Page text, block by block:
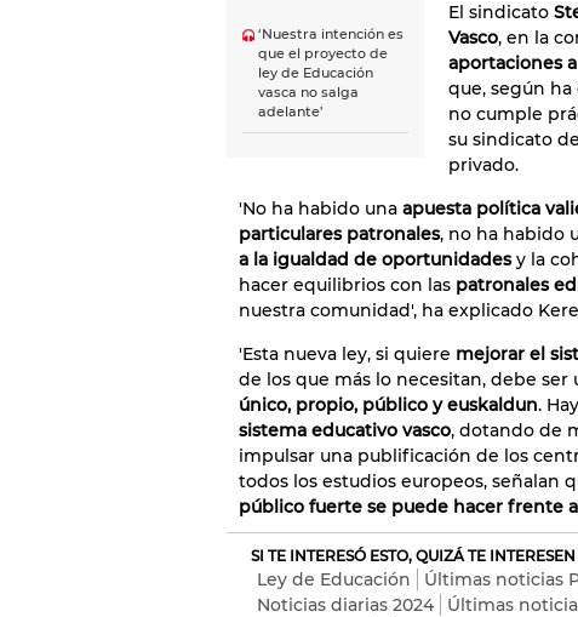
‘Nuestra intención es
que el proyecto de
ley de Educación
vasca no salga
adelante’
El sindicato
Vasco, en la
aportaciones
que, según
no cumple
su sindicato
privado.
'No ha habido una apuesta política
particulares patronales, no ha habido
a la igualdad de oportunidadesy la
hacer equilibrios con las patronales
nuestra comunidad', ha explicado
'Esta nueva ley, si quiere mejorar el
de los que más lo necesitan, debe ser
único, propio, público y euskaldun.
sistema educativo vasco, dotando de
impulsar una publificación de los
todos los estudios europeos, señalan
público fuerte se puede hacer frente
SI TE INTERESÓ ESTO, QUIZÁ TE
Ley de Educación Últimas noticias
Noticias diarias 2024
Últimas